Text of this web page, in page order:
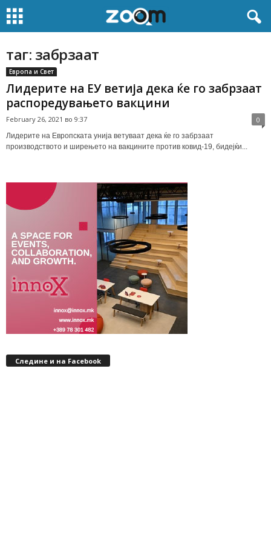
таг: забрзаат
Европа и Свет
Лидерите на ЕУ ветија дека ќе го забрзаат
распоредувањето вакцини
February 26, 2021 во 9:37 0
Лидерите на Европската унија ветуваат дека ќе го забрзаат
производството и ширењето на вакцините против ковид-19, бидејќи...
Следине и на Facebook